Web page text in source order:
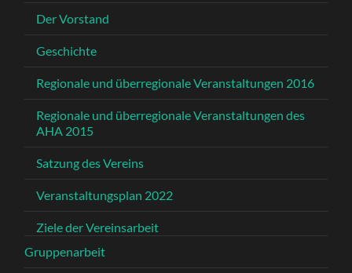
Der Vorstand
Geschichte
Regionale und überregionale Veranstaltungen 2016
Regionale und überregionale Veranstaltungen des
AHA 2015
Satzung des Vereins
Veranstaltungsplan 2022
Ziele der Vereinsarbeit
Gruppenarbeit